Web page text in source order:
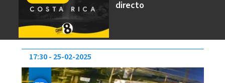
directo
17:30 25-02-2025